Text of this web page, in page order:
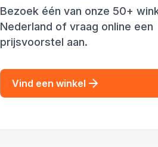
Bezoek één van onze 50+
Nederland of vraag online een
prijsvoorstel aan.
Vind een winkel